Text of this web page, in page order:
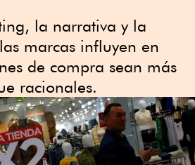
la narrativa y la
marcas influyen en
de compra sean más
racionales.